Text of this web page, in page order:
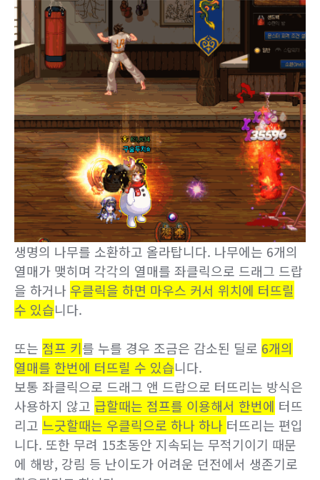
생명의 나무를 소환하고 올라탑니다. 나무에는 6개의
열매가 맺히며 각각의 열매를 좌클릭으로 드래그 드랍
을 하거나 우클릭을 하면 마우스 커서 위치에 터뜨릴
수 있습니다.